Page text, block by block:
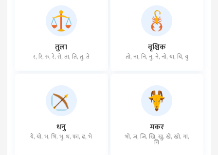
तुला
र, रि, रु, रे, रो, ता, ति, तु, ते
वृश्चिक
तो, ना, नि, नु, ने, नो, या, यि, यु
धनु
ये, यो, भ, भि, भु, ध, फा, ढ, भे
मकर
भो, ज, जि, खि, खु, खे, खो, गा,
गि